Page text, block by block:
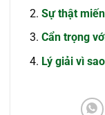
Sự thật
Cẩn trọng
Lý giải vì